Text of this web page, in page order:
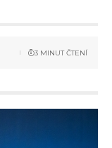
3 MINUT ČTENÍ